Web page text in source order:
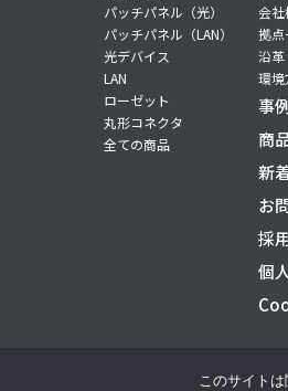
パッチパネル（光）
パッチパネル（LAN）
光デバイス
LAN
ローゼット
丸形コネクタ
全ての商品
会社
拠点
沿革
環境
事
商
新
お
採
個
このサイト